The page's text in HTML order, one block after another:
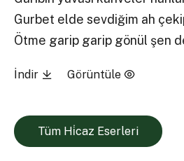
Gurbet elde sevdiğim ah
Ötme garip garip gönül şen
İndir Görüntüle
Tüm Hi̇caz Eserleri